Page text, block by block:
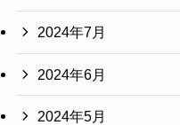
2024年7月
2024年6月
2024年5月